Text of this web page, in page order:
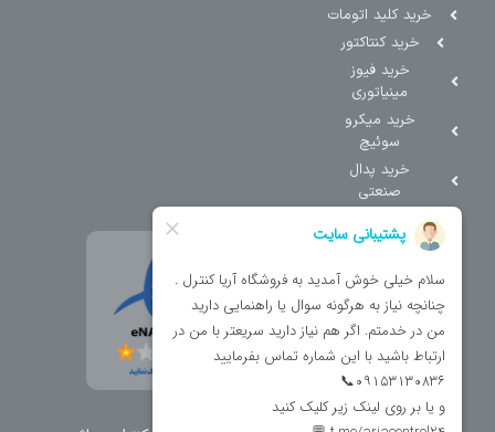
خرید کلید اتومات
خرید کنتاکتور
خرید فیوز
مینیاتوری
خرید میکرو
سوئیچ
خرید پدال
صنعتی